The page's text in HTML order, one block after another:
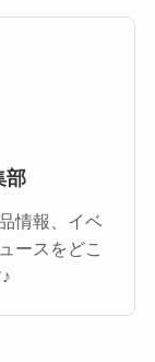
部
情報、イベ
ースをどこ